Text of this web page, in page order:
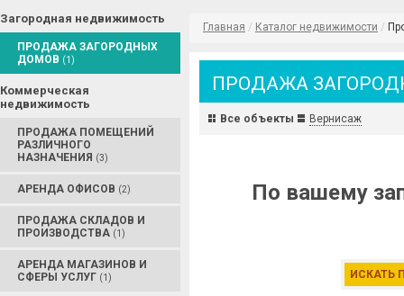
Загородная недвижимость
ПРОДАЖА ЗАГОРОДНЫХ
ДОМОВ (1)
Коммерческая
недвижимость
ПРОДАЖА ПОМЕЩЕНИЙ
РАЗЛИЧНОГО
НАЗНАЧЕНИЯ (3)
АРЕНДА ОФИСОВ (2)
ПРОДАЖА СКЛАДОВ И
ПРОИЗВОДСТВА (1)
АРЕНДА МАГАЗИНОВ И
СФЕРЫ УСЛУГ (1)
Главная / Каталог недвижимости /
ПРОДАЖА
Все объекты Вернисаж
По вашему
ИСКАТЬ